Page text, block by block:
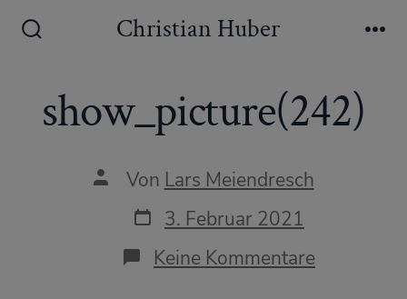
Inhalt
Christian Huber
show_picture(242)
Autor
Beitrags
Von Lars Meiendresch
Datum
des
Beitrags
3. Februar 2021
Keine Kommentare